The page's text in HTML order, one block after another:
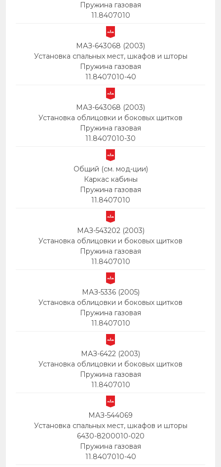
Пружина газовая
11.8407010
МАЗ-643068 (2003)
Установка спальных мест, шкафов и шторы
Пружина газовая
11.8407010-40
МАЗ-643068 (2003)
Установка облицовки и боковых щитков
Пружина газовая
11.8407010-30
Общий (см. мод-ции)
Каркас кабины
Пружина газовая
11.8407010
МАЗ-543202 (2003)
Установка облицовки и боковых щитков
Пружина газовая
11.8407010
МАЗ-5336 (2005)
Установка облицовки и боковых щитков
Пружина газовая
11.8407010
МАЗ-6422 (2003)
Установка облицовки и боковых щитков
Пружина газовая
11.8407010
МАЗ-544069
Установка спальных мест, шкафов и шторы
6430-8200010-020
Пружина газовая
11.8407010-40